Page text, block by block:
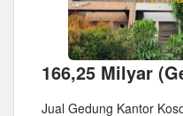
166,25 Milyar
Jual Gedung Kantor